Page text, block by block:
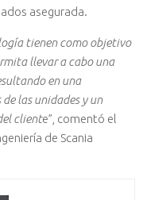
asegurada.
tienen como objetivo
llevar a cabo una
en una
las unidades y un
cliente”, comentó el
de Scania